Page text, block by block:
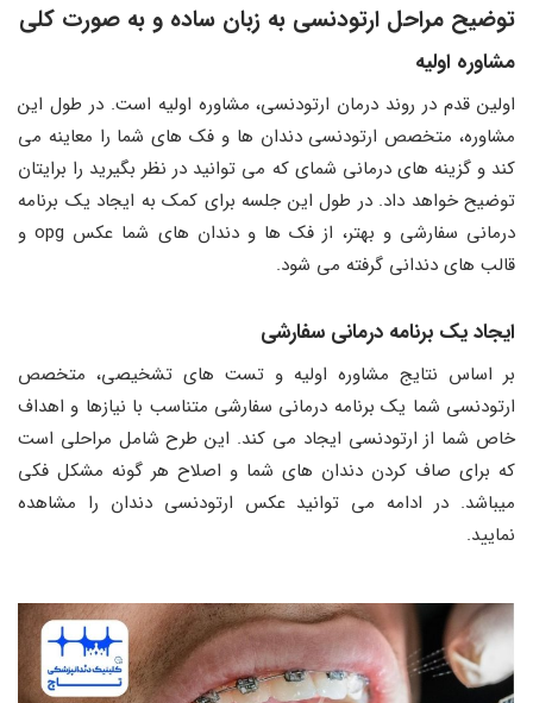
توضیح مراحل ارتودنسی به زبان ساده و به صورت کلی
مشاوره اولیه
اولین قدم در روند درمان ارتودنسی، مشاوره اولیه است. در طول این
مشاوره، متخصص ارتودنسی دندان ها و فک های شما را معاینه می
کند و گزینه های درمانی شمای که می توانید در نظر بگیرید را برایتان
توضیح خواهد داد. در طول این جلسه برای کمک به ایجاد یک برنامه
درمانی سفارشی و بهتر، از فک ها و دندان های شما عکس opg و
قالب های دندانی گرفته می شود.
ایجاد یک برنامه درمانی سفارشی
بر اساس نتایج مشاوره اولیه و تست های تشخیصی، متخصص
ارتودنسی شما یک برنامه درمانی سفارشی متناسب با نیازها و اهداف
خاص شما از ارتودنسی ایجاد می کند. این طرح شامل مراحلی است
که برای صاف کردن دندان‌ های شما و اصلاح هر گونه مشکل فکی
میباشد. در ادامه می توانید عکس ارتودنسی دندان را مشاهده
نمایید.